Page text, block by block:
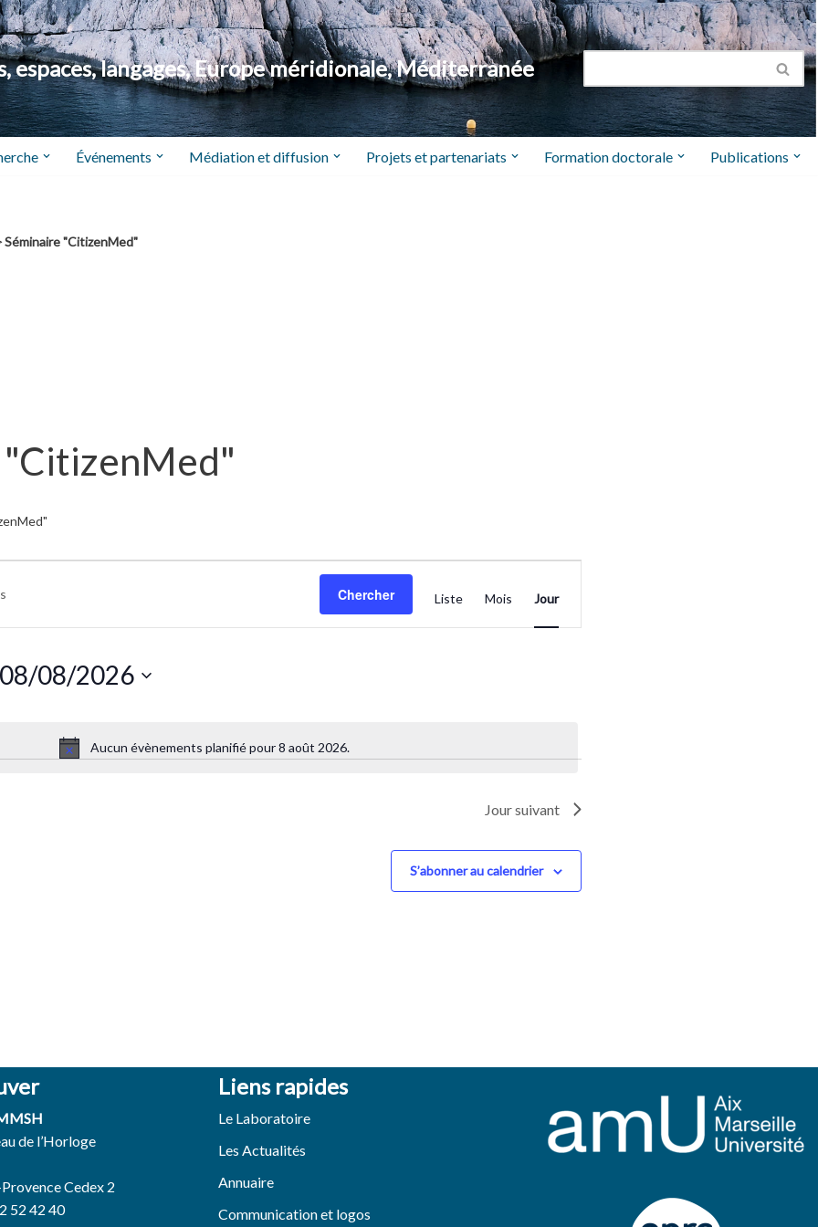
espaces, langages, Europe méridionale, Méditerranée
Événements Médiation et diffusion Projets et partenariats Formation doctorale Publications
Séminaire "CitizenMed"
"CitizenMed"
Notice
Aucun évènements planifié pour 8 août 2026.
Chercher
de
Liste Mois Jour
08/08/2026
Jour suivant
S’abonner au calendrier
de l’Horloge
Cedex 2
52 42 40
Liens rapides
Le Laboratoire
Les Actualités
Annuaire
Communication et logos